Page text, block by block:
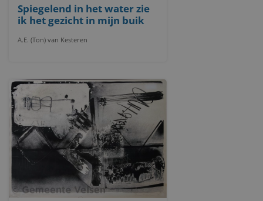
Spiegelend in het water zie
ik het gezicht in mijn buik
A.E. (Ton) van Kesteren